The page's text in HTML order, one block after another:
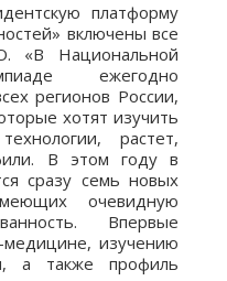
платформу
включены все
«В Национальной
ежегодно
регионов России,
хотят изучить
растет,
В этом году в
сразу семь новых
очевидную
Впервые
изучению
а также профиль